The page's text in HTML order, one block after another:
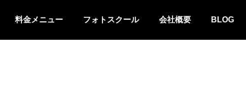
料金メニュー フォトスクール 会社概要 BLOG